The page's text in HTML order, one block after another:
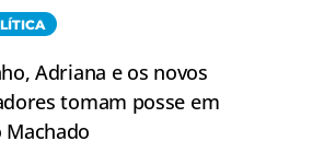
Adriana e os novos
tomam posse em
Machado